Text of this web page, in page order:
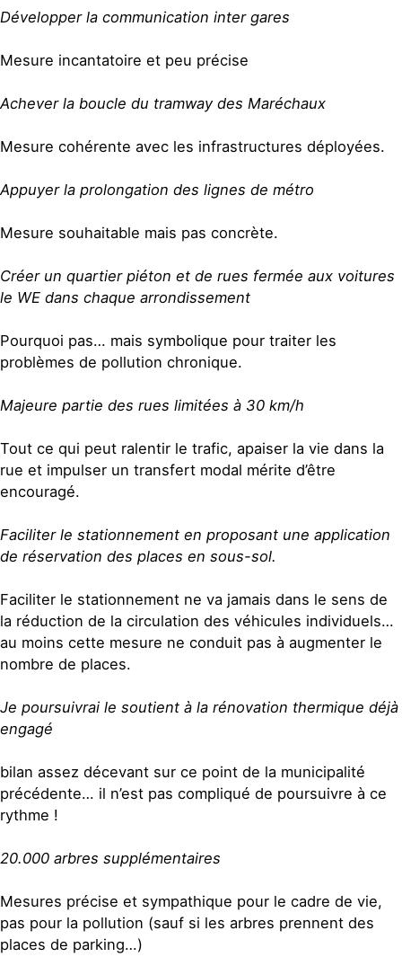
Développer la communication inter gares
Mesure incantatoire et peu précise
Achever la boucle du tramway des Maréchaux
Mesure cohérente avec les infrastructures déployées.
Appuyer la prolongation des lignes de métro
Mesure souhaitable mais pas concrète.
Créer un quartier piéton et de rues fermée aux voitures
le WE dans chaque arrondissement
Pourquoi pas… mais symbolique pour traiter les
problèmes de pollution chronique.
Majeure partie des rues limitées à 30 km/h
Tout ce qui peut ralentir le trafic, apaiser la vie dans la
rue et impulser un transfert modal mérite d’être
encouragé.
Faciliter le stationnement en proposant une application
de réservation des places en sous-sol.
Faciliter le stationnement ne va jamais dans le sens de
la réduction de la circulation des véhicules individuels…
au moins cette mesure ne conduit pas à augmenter le
nombre de places.
Je poursuivrai le soutient à la rénovation thermique déjà
engagé
bilan assez décevant sur ce point de la municipalité
précédente… il n’est pas compliqué de poursuivre à ce
rythme !
20.000 arbres supplémentaires
Mesures précise et sympathique pour le cadre de vie,
pas pour la pollution (sauf si les arbres prennent des
places de parking…)